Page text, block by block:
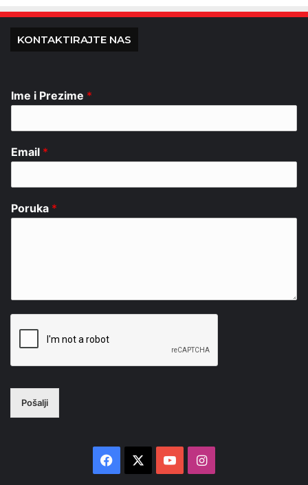
KONTAKTIRAJTE NAS
Ime i Prezime *
Email *
Poruka *
Pošalji
Facebook YouTubeInstagram